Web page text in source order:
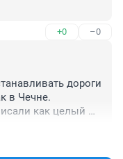
+0 –0
дороги
в Чечне.
как целый